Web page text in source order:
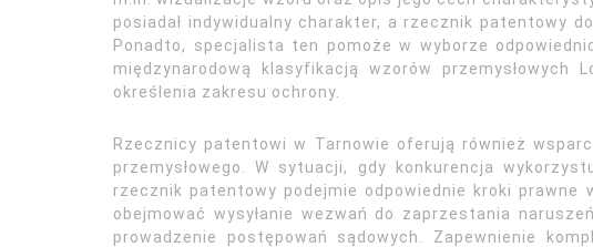
posiadał indywidualny charakter, a rzecznik patentowy
Ponadto, specjalista ten pomoże w wyborze
międzynarodową klasyfikacją wzorów przemysłowych
określenia zakresu ochrony.
Rzecznicy patentowi w Tarnowie oferują również
przemysłowego. W sytuacji, gdy konkurencja
rzecznik patentowy podejmie odpowiednie kroki
obejmować wysyłanie wezwań do zaprzestania
prowadzenie postępowań sądowych. Zapewnienie